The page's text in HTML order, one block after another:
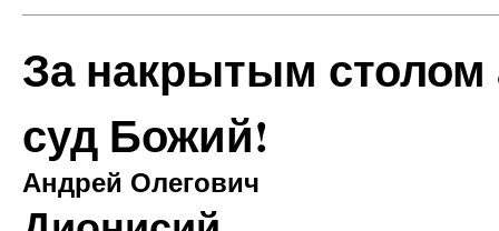
За накрытым
суд Божий!
Андрей Олегович